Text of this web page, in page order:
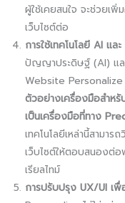
ผู้ใช้เคยสนใจ จะช่วยเพิ่
เว็บไซต์ต่อ
การใช้เทคโนโลยี AI แ
ปัญญาประดิษฐ์ (AI) แล
Website Personalize
ตัวอย่างเครื่องมือสำห
เป็นเครื่องมือที่ทาง
เทคโนโลยีเหล่านี้สามาร
เว็บไซต์ให้ตอบสนองต่
เรียลไทม์
การปรับปรุง UX/UI เ